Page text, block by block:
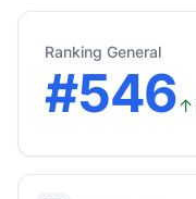
Ranking General
#546↑